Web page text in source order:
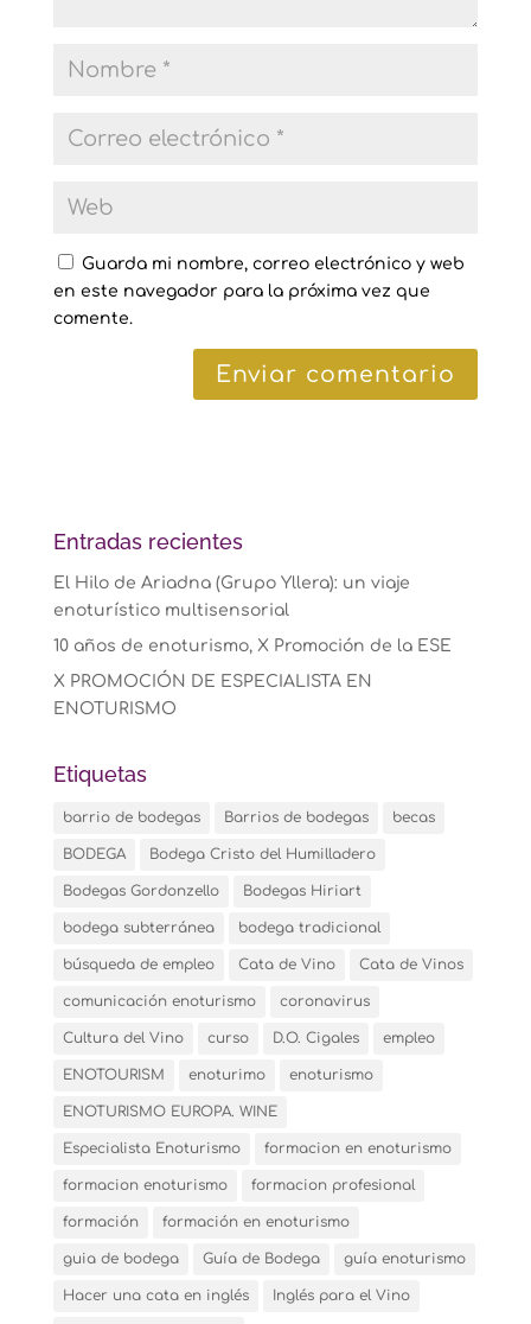
Guarda mi nombre, correo electrónico y web
en este navegador para la próxima vez que
comente.
Entradas recientes
El Hilo de Ariadna (Grupo Yllera): un viaje
enoturístico multisensorial
10 años de enoturismo, X Promoción de la ESE
X PROMOCIÓN DE ESPECIALISTA EN
ENOTURISMO
Etiquetas
barrio de bodegas Barrios de bodegas becas
BODEGA Bodega Cristo del Humilladero
Bodegas Gordonzello Bodegas Hiriart
bodega subterránea bodega tradicional
búsqueda de empleo Cata de Vino Cata de Vinos
comunicación enoturismo coronavirus
Cultura del Vino curso D.O. Cigales empleo
ENOTOURISM enoturimo enoturismo
ENOTURISMO EUROPA. WINE
Especialista Enoturismo formacion en enoturismo
formacion enoturismo formacion profesional
formación formación en enoturismo
guia de bodega Guía de Bodega guía enoturismo
Hacer una cata en inglés Inglés para el Vino